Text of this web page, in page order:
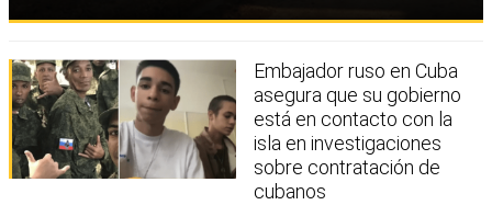
Embajador ruso en Cuba
asegura que su gobierno
está en contacto con la
isla en investigaciones
sobre contratación de
cubanos